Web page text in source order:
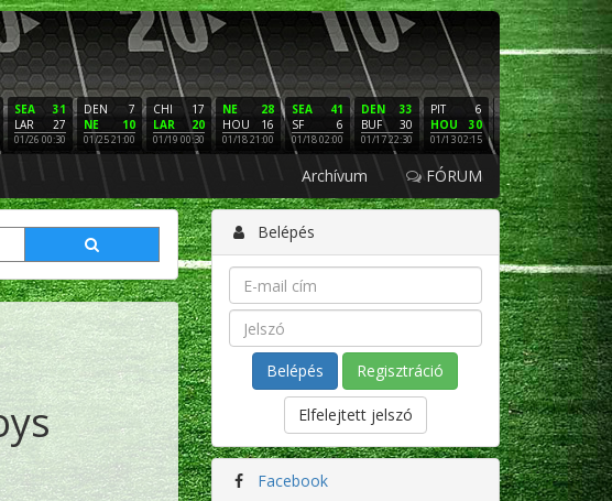
31
SEA
27
LAR
01/26 00:30
7
DEN
10
NE
01/25 21:00
17
CHI
20
LAR
01/19 00:30
28
NE
16
HOU
01/18 21:00
41
SEA
6
SF
01/18 02:00
33
DEN
30
BUF
01/17 22:30
6
PIT
30
HOU
01/13 02:15
16
NE
3
LAC
01/12 02:00
PHI
SF
01/11
Archívum FÓRUM
Belépés
Regisztráció
Elfelejtett jelszó
Facebook